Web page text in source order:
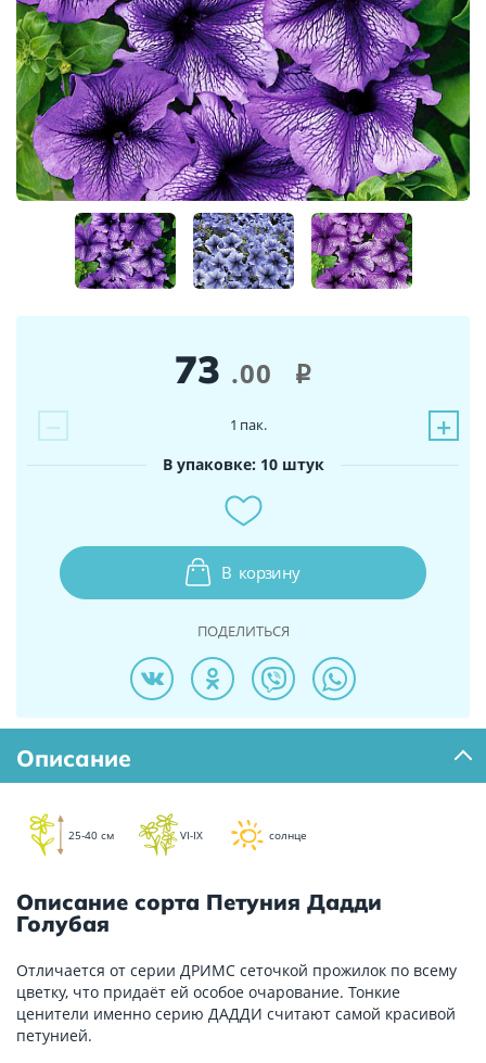
73 .00 i
− +
1 пак.
В упаковке: 10 штук
В корзину
ПОДЕЛИТЬСЯ
Описание
25-40 см VI-IX солнце
Описание сорта Петуния Дадди
Голубая
Отличается от серии ДРИМС сеточкой прожилок по всему
цветку, что придаёт ей особое очарование. Тонкие
ценители именно серию ДАДДИ считают самой красивой
петунией.